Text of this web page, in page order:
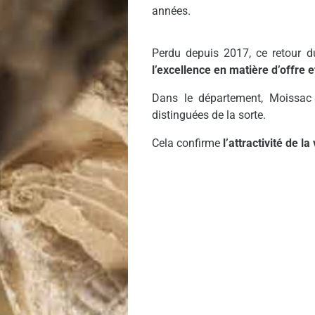
années.
Perdu depuis 2017, ce retour
l’excellence en matière d’offre
Dans le département,
distinguées de la sorte.
Cela confirme l’attractivité de la